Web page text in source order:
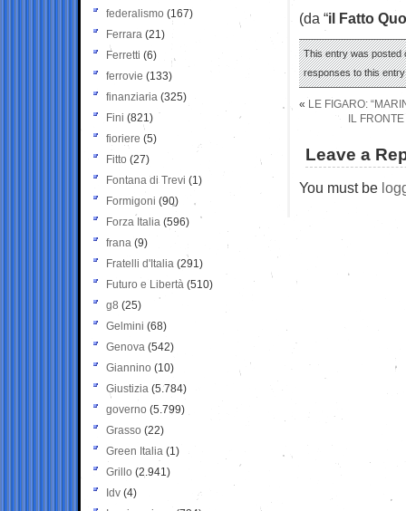
(da “il Fatto
This entry was posted
responses to this
« LE FIGARO:
IL
Leave a
You must be
federalismo (167)
Ferrara (21)
Ferretti (6)
ferrovie (133)
finanziaria (325)
Fini (821)
fioriere (5)
Fitto (27)
Fontana di Trevi (1)
Formigoni (90)
Forza Italia (596)
frana (9)
Fratelli d'Italia (291)
Futuro e Libertà (510)
g8 (25)
Gelmini (68)
Genova (542)
Giannino (10)
Giustizia (5.784)
governo (5.799)
Grasso (22)
Green Italia (1)
Grillo (2.941)
Idv (4)